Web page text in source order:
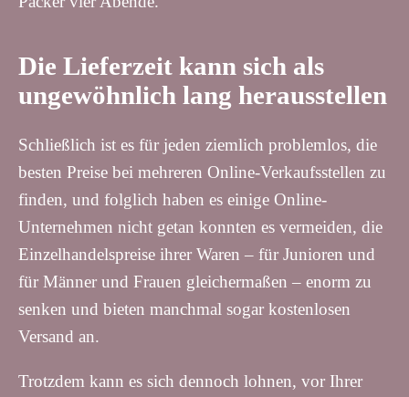
Die Lieferzeit kann sich als
ungewöhnlich lang herausstellen
Schließlich ist es für jeden ziemlich problemlos, die
besten Preise bei mehreren Online-Verkaufsstellen zu
finden, und folglich haben es einige Online-
Unternehmen nicht getan konnten es vermeiden, die
Einzelhandelspreise ihrer Waren – für Junioren und
für Männer und Frauen gleichermaßen – enorm zu
senken und bieten manchmal sogar kostenlosen
Versand an.
Trotzdem kann es sich dennoch lohnen, vor Ihrer